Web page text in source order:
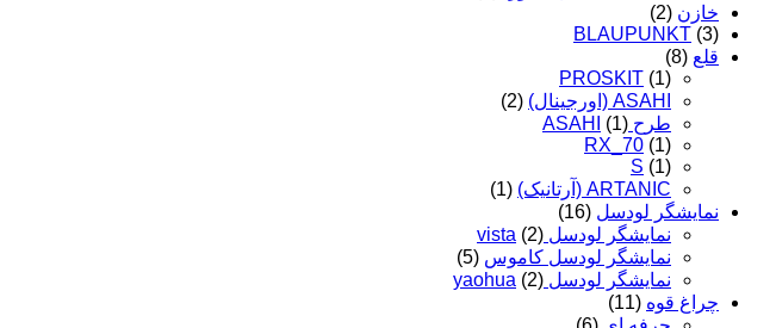
خازن (2)
BLAUPUNKT (3)
قلع (8)
PROSKIT (1)
ASAHI (اورجینال)
(2)
طرح ASAHI (1)
RX_70 (1)
S (1)
ARTANIC (آرتانیک)
(1)
نمایشگر لودسل (16)
نمایشگر لودسل vista (2)
نمایشگر لودسل کاموس (5)
نمایشگر لودسل yaohua (2)
چراغ قوه (11)